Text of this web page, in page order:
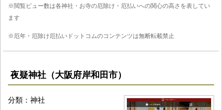
※閲覧ビュー数は各神社・お寺の厄除け・厄払いへの関心の高さを表してい
ます
※厄年・厄除け厄払いドットコムのコンテンツは無断転載禁止
夜疑神社（大阪府岸和田市）
分類：神社